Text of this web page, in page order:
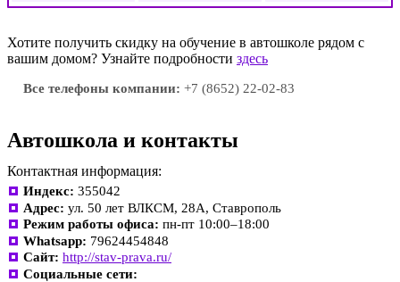
Хотите получить скидку на обучение в автошколе рядом с
вашим домом? Узнайте подробности здесь
Все телефоны компании: +7 (8652) 22-02-83
Автошкола и контакты
Контактная информация:
Индекс: 355042
Адрес: ул. 50 лет ВЛКСМ, 28А, Ставрополь
Режим работы офиса: пн-пт 10:00–18:00
Whatsapp: 79624454848
Сайт: http://stav-prava.ru/
Социальные сети: